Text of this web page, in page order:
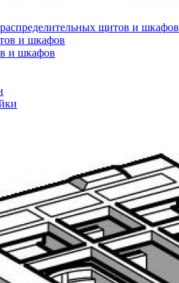
щитов и шкафов
и шкафов
и шкафов